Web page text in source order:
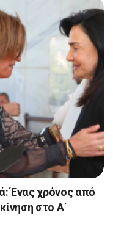
Ένας χρόνος από
στο Α΄